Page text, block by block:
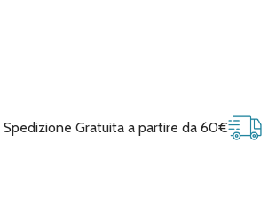
Spedizione Gratuita a partire da 60€